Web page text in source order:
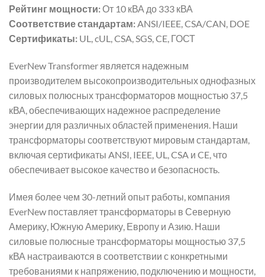
Рейтинг мощности:От 10 кВА до 333 кВА
Соответствие стандартам:ANSI/IEEE, CSA/CAN, DOE
Сертификаты: UL, cUL, CSA, SGS, CE, ГОСТ
EverNew Transformer является надежным
производителем высокопроизводительных однофазных
силовых полюсных трансформаторов мощностью 37,5
кВА, обеспечивающих надежное распределение
энергии для различных областей применения. Наши
трансформаторы соответствуют мировым стандартам,
включая сертификаты ANSI, IEEE, UL, CSA и CE, что
обеспечивает высокое качество и безопасность.
Имея более чем 30-летний опыт работы, компания
EverNew поставляет трансформаторы в Северную
Америку, Южную Америку, Европу и Азию. Наши
силовые полюсные трансформаторы мощностью 37,5
кВА настраиваются в соответствии с конкретными
требованиями к напряжению, подключению и мощности,